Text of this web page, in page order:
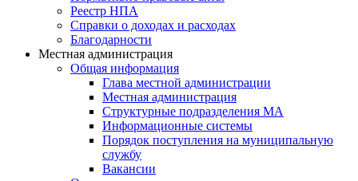
Реестр НПА
Справки о доходах и расходах
Благодарности
Местная администрация
Общая информация
Глава местной администрации
Местная администрация
Структурные подразделения МА
Информационные системы
Порядок поступления на муниципальную
службу
Вакансии